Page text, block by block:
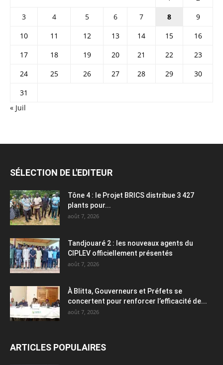
3
4 5 6 7 8
9
10
11 12 13 14 15
16
17
18 19 20 21 22
23
24
25 26 27 28 29
30
31
« Juil
SÉLECTION DE L'EDITEUR
Tône 4 : le Projet BRICS distribue 3 427
plants pour...
août 7, 2026
Tandjouaré 2 : les nouveaux agents du
CIPLEV officiellement présentés
août 7, 2026
À Blitta, Gouverneurs et Préfets se
concertent pour renforcer l’efficacité de...
août 7, 2026
ARTICLES POPULAIRES